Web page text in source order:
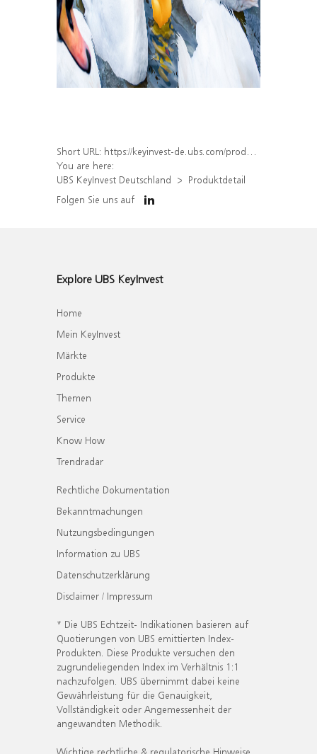
Short URL: https://keyinvest-de.ubs.com/produkt/detail/index/isin/DE000WA7D242
You are here:
UBS KeyInvest Deutschland
Produktdetail
Folgen Sie uns auf
Explore UBS KeyInvest
Home
Mein KeyInvest
Märkte
Produkte
Themen
Service
Know How
Trendradar
Rechtliche Dokumentation
Bekanntmachungen
Nutzungsbedingungen
Information zu UBS
Datenschutzerklärung
Disclaimer / Impressum
* Die UBS Echtzeit- Indikationen basieren auf
Quotierungen von UBS emittierten Index-
Produkten. Diese Produkte versuchen den
zugrundeliegenden Index im Verhältnis 1:1
nachzufolgen. UBS übernimmt dabei keine
Gewährleistung für die Genauigkeit,
Vollständigkeit oder Angemessenheit der
angewandten Methodik.